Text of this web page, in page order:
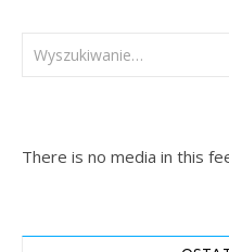
There is no media in this